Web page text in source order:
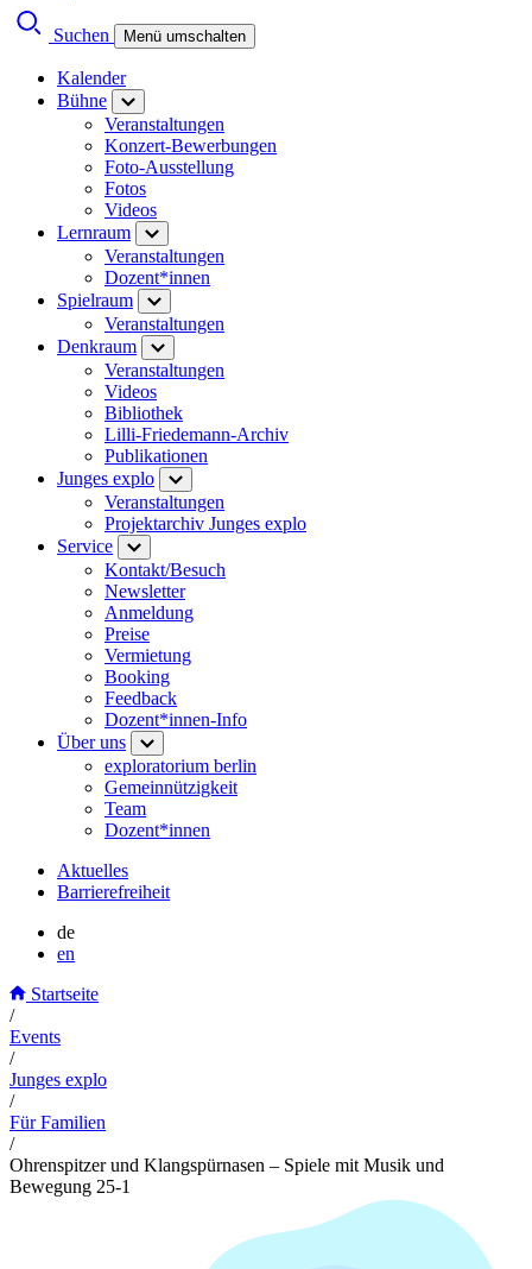
Suchen Menü umschalten
Kalender
Bühne
Veranstaltungen
Konzert-Bewerbungen
Foto-Ausstellung
Fotos
Videos
Lernraum
Veranstaltungen
Dozent*innen
Spielraum
Veranstaltungen
Denkraum
Veranstaltungen
Videos
Bibliothek
Lilli-Friedemann-Archiv
Publikationen
Junges explo
Veranstaltungen
Projektarchiv Junges explo
Service
Kontakt/Besuch
Newsletter
Anmeldung
Preise
Vermietung
Booking
Feedback
Dozent*innen-Info
Über uns
exploratorium berlin
Gemeinnützigkeit
Team
Dozent*innen
Aktuelles
Barrierefreiheit
de
en
Startseite
/
Events
/
Junges explo
/
Für Familien
/
Ohrenspitzer und Klangspürnasen – Spiele mit Musik und
Bewegung 25-1